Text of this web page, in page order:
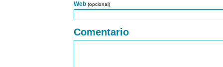
Web (opcional)
Comentario